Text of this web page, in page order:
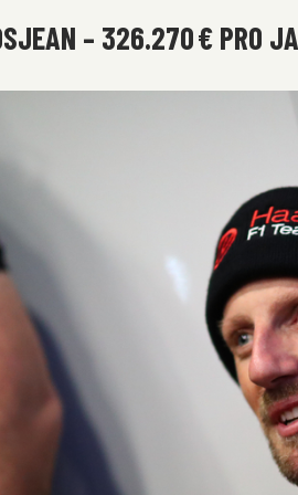
– 326.270 € PRO